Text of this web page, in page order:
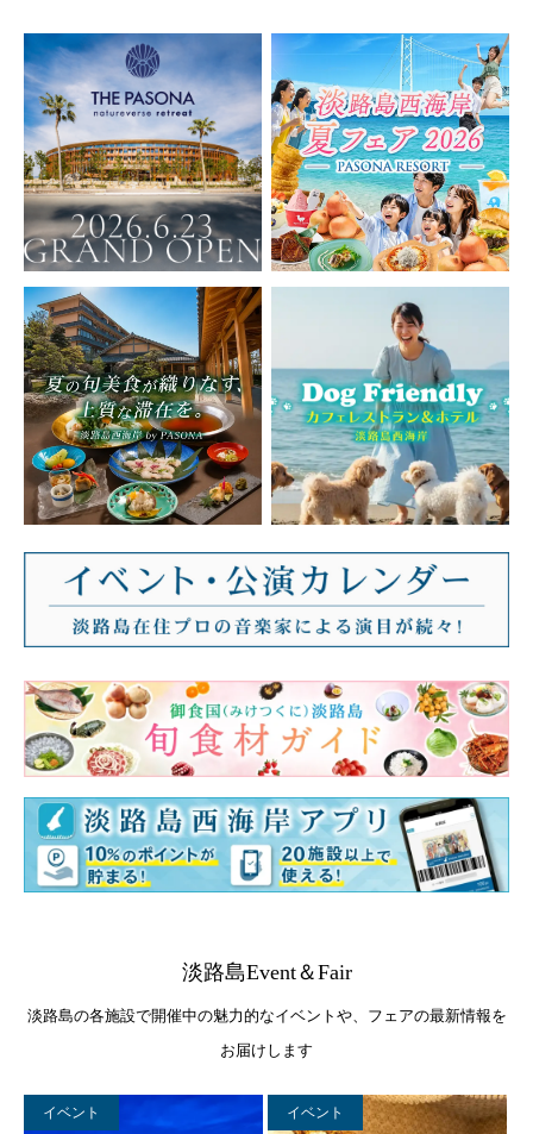
淡路島Event＆Fair
淡路島の各施設で開催中の魅力的なイベントや、フェアの最新情報を
お届けします
イベント イベント